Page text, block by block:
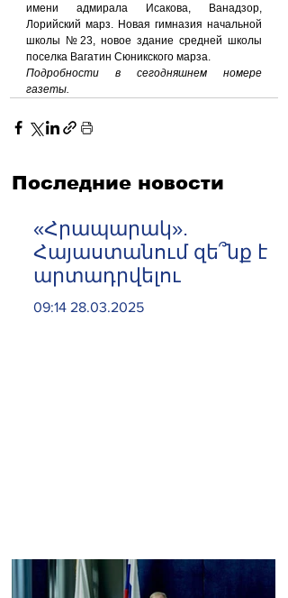
имени адмирала Исакова, Ванадзор,
Лорийский марз. Новая гимназия начальной
школы №23, новое здание средней школы
поселка Вагатин Сюникского марза.
Подробности в сегодняшнем номере
газеты.
Последние новости
«Հրապարակ».
Հայաստանում զե՞նք է
արտադրվելու
09:14 28.03.2025